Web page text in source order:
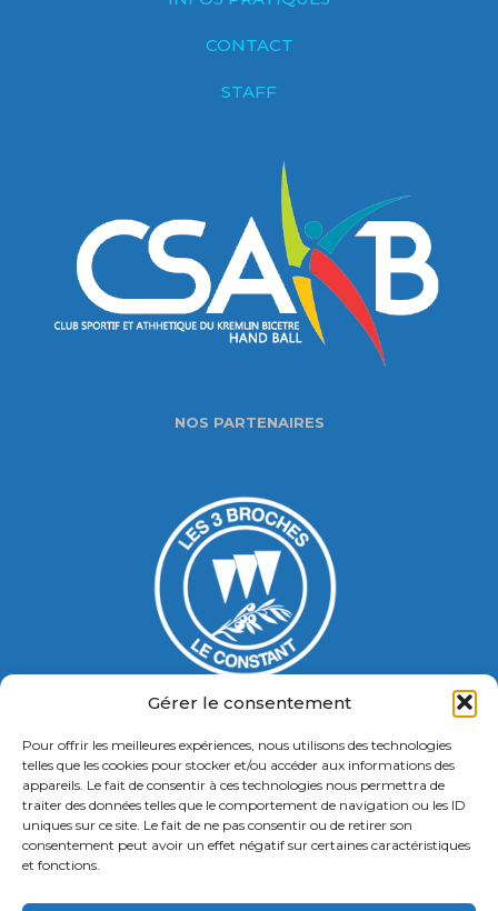
Gérer le consentement
Pour offrir les meilleures expériences, nous utilisons des technologies
telles que les cookies pour stocker et/ou accéder aux informations des
appareils. Le fait de consentir à ces technologies nous permettra de
traiter des données telles que le comportement de navigation ou les ID
uniques sur ce site. Le fait de ne pas consentir ou de retirer son
consentement peut avoir un effet négatif sur certaines caractéristiques
et fonctions.
CONTACT
STAFF
NOS PARTENAIRES
Gymnase Jacques Ducasse
5 Bd Chastenet de Géry
Contact : 01 46 58 49 88